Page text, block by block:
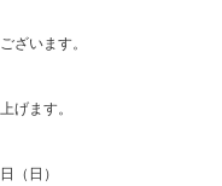
ざいます。
げます。
（日）